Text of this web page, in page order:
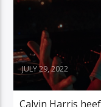
JULY 29, 2022
Calvin Harris